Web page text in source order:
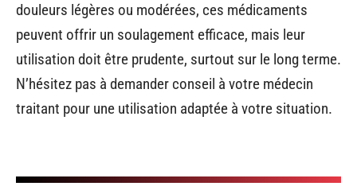
douleurs légères ou modérées, ces médicaments
peuvent offrir un soulagement efficace, mais leur
utilisation doit être prudente, surtout sur le long terme.
N’hésitez pas à demander conseil à votre médecin
traitant pour une utilisation adaptée à votre situation.